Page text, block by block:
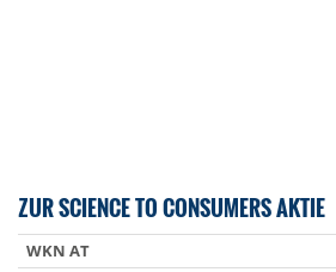
ZUR SCIENCE TO CONSUMERS AKTIE
WKN AT